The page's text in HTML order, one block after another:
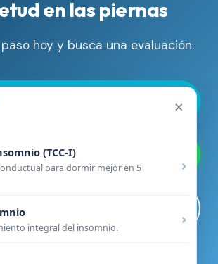
en las piernas
hoy y busca una evaluación.
WhatsApp
Agendar Online
×
(TCC-I)
para dormir mejor en 5
integral del insomnio.